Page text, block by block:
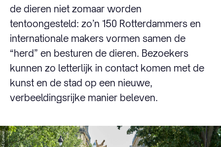
de dieren niet zomaar worden
tentoongesteld: zo’n 150 Rotterdammers en
internationale makers vormen samen de
“herd” en besturen de dieren. Bezoekers
kunnen zo letterlijk in contact komen met de
kunst en de stad op een nieuwe,
verbeeldingsrijke manier beleven.